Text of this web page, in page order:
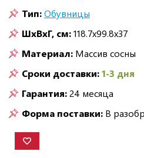
Тип:Обувницы
ШxВxГ, см:118.7x99.8x37
Материал: Массив сосны
Сроки доставки:1-3 дня
Гарантия:24 месяца
Форма поставки: В